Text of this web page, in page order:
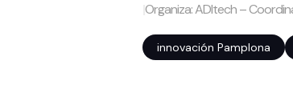
|Organiza: ADItech –
innovación Pamplona